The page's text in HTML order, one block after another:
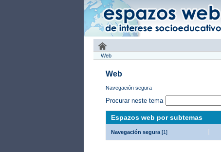
Web
Web
Navegación segura
Procurar neste tema
Espazos web por subtemas
Navegación segura [1]